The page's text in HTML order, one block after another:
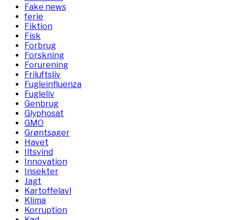
Fake news
ferie
Fiktion
Fisk
Forbrug
Forskning
Forurening
Friluftsliv
Fugleinfluenza
Fugleliv
Genbrug
Glyphosat
GMO
Grøntsager
Havet
Iltsvind
Innovation
Insekter
Jagt
Kartoffelavl
Klima
Korruption